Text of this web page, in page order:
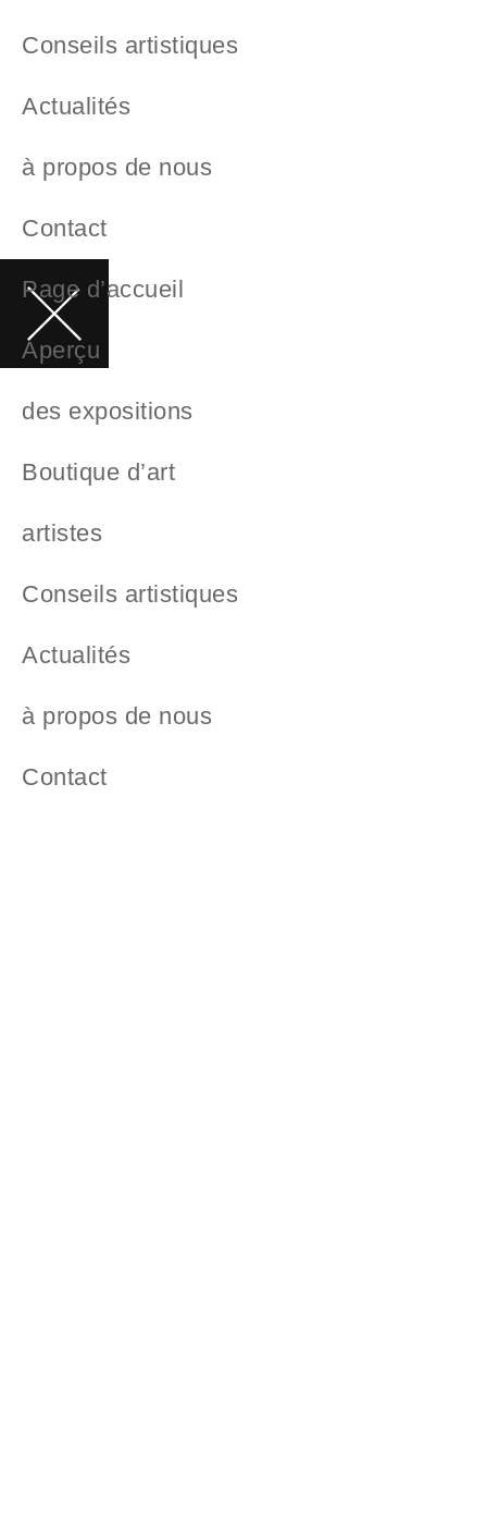
Conseils artistiques
Actualités
à propos de nous
Contact
Page d’accueil
Aperçu
des expositions
Boutique d’art
artistes
Conseils artistiques
Actualités
à propos de nous
Contact